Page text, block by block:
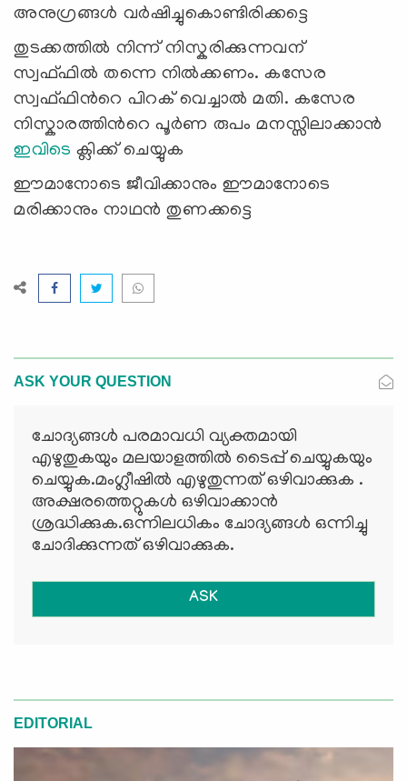
അനുഗ്രങ്ങള്‍ വര്‍ഷിച്ചുകൊണ്ടിരിക്കട്ടെ
തുടക്കത്തിൽ നിന്ന് നിസ്കരിക്കുന്നവന്
സ്വഫ്ഫിൽ തന്നെ നിൽക്കണം. കസേര
സ്വഫ്ഫിന്‍റെ പിറക് വെച്ചാൽ മതി. കസേര
നിസ്കാരത്തിന്‍റെ പൂർണ രുപം മനസ്സിലാക്കാൻ
ഇവിടെ ക്ലിക്ക് ചെയ്യുക
ഈമാനോടെ ജീവിക്കാനും ഈമാനോടെ
മരിക്കാനും നാഥന്‍ തുണക്കട്ടെ
ASK YOUR QUESTION
ചോദ്യങ്ങള്‍ പരമാവധി വ്യക്തമായി
എഴുതുകയും മലയാളത്തില്‍ ടൈപ്പ് ചെയ്യുകയും
ചെയ്യുക.മംഗ്ലീഷില്‍ എഴുതുന്നത് ഒഴിവാക്കുക .
അക്ഷരത്തെറ്റുകള്‍ ഒഴിവാക്കാന്‍
ശ്രദ്ധിക്കുക.ഒന്നിലധികം ചോദ്യങ്ങള്‍ ഒന്നിച്ചു
ചോദിക്കുന്നത് ഒഴിവാക്കുക.
ASK
EDITORIAL